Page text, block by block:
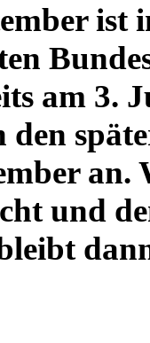
ist
am 3.
an.
und